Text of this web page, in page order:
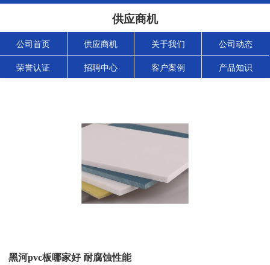
供应商机
公司首页 供应商机 关于我们 公司动态
荣誉认证 招聘中心 客户案例 产品知识
黑河pvc板哪家好 耐腐蚀性能